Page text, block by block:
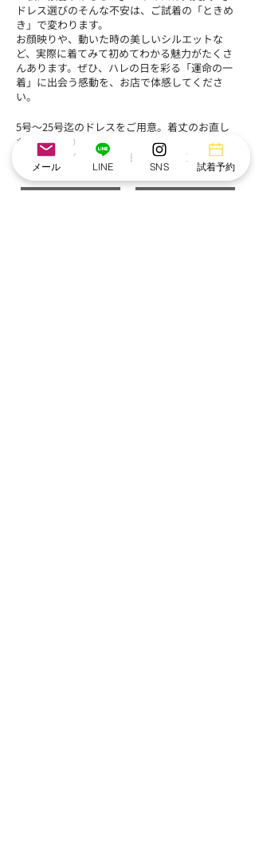
ドレス選びのそんな不安は、ご試着の「ときめ
き」で変わります。
お顔映りや、動いた時の美しいシルエットな
ど、実際に着てみて初めてわかる魅力がたくさ
んあります。ぜひ、ハレの日を彩る「運命の一
着」に出会う感動を、お店で体感してくださ
い。
5号～25号迄のドレスをご用意。​着丈のお直し
も承っております。
ジャストサイズで大切な日を迎えてください。
メール LINE SNS 試着予約